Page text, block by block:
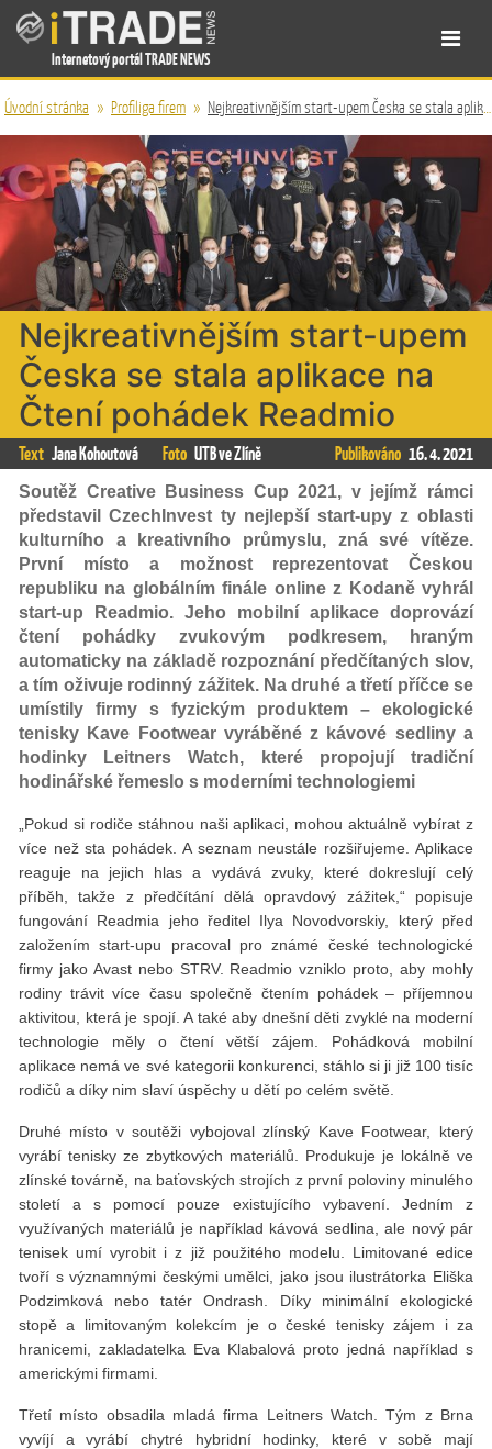
Internetový portál TRADE NEWS
Úvodní stránka » Profiliga firem » Nejkreativnějším start-upem Česka se stala aplikace na Čtení pohádek Readmio
Nejkreativnějším start-upem
Česka se stala aplikace na
Čtení pohádek Readmio
Text Jana Kohoutová Foto UTB ve Zlíně Publikováno 16. 4. 2021
Soutěž Creative Business Cup 2021, v jejímž rámci
představil CzechInvest ty nejlepší start-upy z oblasti
kulturního a kreativního průmyslu, zná své vítěze.
První místo a možnost reprezentovat Českou
republiku na globálním finále online z Kodaně vyhrál
start-up Readmio. Jeho mobilní aplikace doprovází
čtení pohádky zvukovým podkresem, hraným
automaticky na základě rozpoznání předčítaných slov,
a tím oživuje rodinný zážitek. Na druhé a třetí příčce se
umístily firmy s fyzickým produktem – ekologické
tenisky Kave Footwear vyráběné z kávové sedliny a
hodinky Leitners Watch, které propojují tradiční
hodinářské řemeslo s moderními technologiemi
„Pokud si rodiče stáhnou naši aplikaci, mohou aktuálně vybírat z
více než sta pohádek. A seznam neustále rozšiřujeme. Aplikace
reaguje na jejich hlas a vydává zvuky, které dokreslují celý
příběh, takže z předčítání dělá opravdový zážitek,“ popisuje
fungování Readmia jeho ředitel Ilya Novodvorskiy, který před
založením start-upu pracoval pro známé české technologické
firmy jako Avast nebo STRV. Readmio vzniklo proto, aby mohly
rodiny trávit více času společně čtením pohádek – příjemnou
aktivitou, která je spojí. A také aby dnešní děti zvyklé na moderní
technologie měly o čtení větší zájem. Pohádková mobilní
aplikace nemá ve své kategorii konkurenci, stáhlo si ji již 100 tisíc
rodičů a díky nim slaví úspěchy u dětí po celém světě.
Druhé místo v soutěži vybojoval zlínský Kave Footwear, který
vyrábí tenisky ze zbytkových materiálů. Produkuje je lokálně ve
zlínské továrně, na baťovských strojích z první poloviny minulého
století a s pomocí pouze existujícího vybavení. Jedním z
využívaných materiálů je například kávová sedlina, ale nový pár
tenisek umí vyrobit i z již použitého modelu. Limitované edice
tvoří s významnými českými umělci, jako jsou ilustrátorka Eliška
Podzimková nebo tatér Ondrash. Díky minimální ekologické
stopě a limitovaným kolekcím je o české tenisky zájem i za
hranicemi, zakladatelka Eva Klabalová proto jedná například s
americkými firmami.
Třetí místo obsadila mladá firma Leitners Watch. Tým z Brna
vyvíjí a vyrábí chytré hybridní hodinky, které v sobě mají